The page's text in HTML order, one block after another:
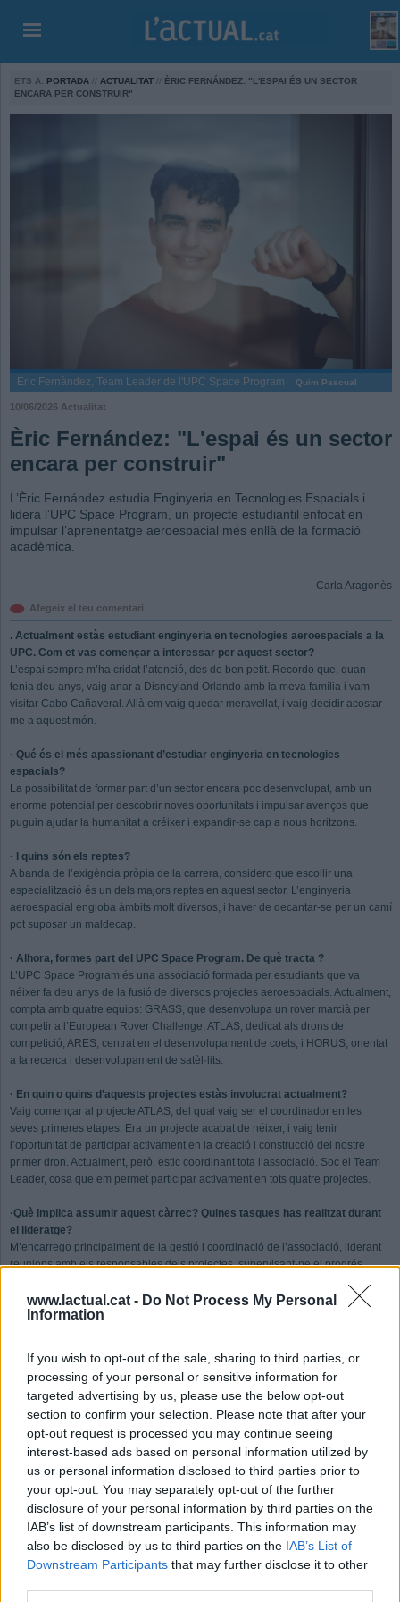
www.lactual.cat - Do Not Process My Personal
Information
If you wish to opt-out of the sale, sharing to third parties, or
processing of your personal or sensitive information for
targeted advertising by us, please use the below opt-out
section to confirm your selection. Please note that after your
opt-out request is processed you may continue seeing
interest-based ads based on personal information utilized by
us or personal information disclosed to third parties prior to
your opt-out. You may separately opt-out of the further
disclosure of your personal information by third parties on the
IAB’s list of downstream participants. This information may
also be disclosed by us to third parties on the IAB’s List of
Downstream Participants that may further disclose it to other
ETS A: PORTADA // ACTUALITAT // ÈRIC FERNÁNDEZ: "L'ESPAI ÉS UN SECTOR
ENCARA PER CONSTRUIR"
Èric Fernàndez, Team Leader de l'UPC Space Program Quim Pascual
10/06/2026 Actualitat
Èric Fernández: "L'espai és un sector
encara per construir"
L’Èric Fernández estudia Enginyeria en Tecnologies Espacials i
lidera l’UPC Space Program, un projecte estudiantil enfocat en
impulsar l’aprenentatge aeroespacial més enllà de la formació
acadèmica.
Carla Aragonès
Afegeix el teu comentari
. Actualment estàs estudiant enginyeria en tecnologies aeroespacials a la
UPC. Com et vas començar a interessar per aquest sector?
L’espai sempre m’ha cridat l’atenció, des de ben petit. Recordo que, quan
tenia deu anys, vaig anar a Disneyland Orlando amb la meva família i vam
visitar Cabo Cañaveral. Allà em vaig quedar meravellat, i vaig decidir acostar-
me a aquest món.
· Qué és el més apassionant d’estudiar enginyeria en tecnologies
espacials?
La possibilitat de formar part d’un sector encara poc desenvolupat, amb un
enorme potencial per descobrir noves oportunitats i impulsar avenços que
puguin ajudar la humanitat a créixer i expandir-se cap a nous horitzons.
· I quins són els reptes?
A banda de l’exigència pròpia de la carrera, considero que escollir una
especialització és un dels majors reptes en aquest sector. L’enginyeria
aeroespacial engloba àmbits molt diversos, i haver de decantar-se per un camí
pot suposar un maldecap.
· Alhora, formes part del UPC Space Program. De què tracta ?
L’UPC Space Program és una associació formada per estudiants que va
néixer fa deu anys de la fusió de diversos projectes aeroespacials. Actualment,
compta amb quatre equips: GRASS, que desenvolupa un rover marcià per
competir a l’European Rover Challenge; ATLAS, dedicat als drons de
competició; ARES, centrat en el desenvolupament de coets; i HORUS, orientat
a la recerca i desenvolupament de satèl·lits.
· En quin o quins d’aquests projectes estàs involucrat actualment?
Vaig començar al projecte ATLAS, del qual vaig ser el coordinador en les
seves primeres etapes. Era un projecte acabat de néixer, i vaig tenir
l’oportunitat de participar activament en la creació i construcció del nostre
primer dron. Actualment, però, estic coordinant tota l’associació. Soc el Team
Leader, cosa que em permet participar activament en tots quatre projectes.
·Què implica assumir aquest càrrec? Quines tasques has realitzat durant
el lideratge?
M’encarrego principalment de la gestió i coordinació de l’associació, liderant
reunions amb els responsables dels projectes, supervisant-ne el progrés,
he participat en un projecte que va consistir a enviar unes ulleres de sol a
l’estratosfera amb un globus estratosfèric per a una campanya publicitària, una
· Quines habilitats has après a gràcies a aquest programa?
Ho he après tot. Des d’una vessant més logística fins a una part més tècnica
que sovint no es treballa a classe. Gràcies a l’UPC Space Program he pogut
programar, prototipar, fer servir la impressió 3D, dissenyar i desenvolupar
moltes altres habilitats pràctiques. En tots els sentits, formar part d’una
associació d’aquesta mena t’ajuda a desenvolupar-te no només en el marc
acadèmic, sinó també a nivell personal.
· Quines persones t’han inspirat i acompanyat en aquest trajecte?
Tota la meva família, en especial el meu avi, l’Anastasi. Era un manetes i vam
fer molts projectes junts. Per exemple, vam instal·lar una persiana elèctrica a
la meva habitació i vam muntar l’escriptori de la meva germana. Sense
adonar-se’n, em va transmetre una passió per entendre com funcionen les